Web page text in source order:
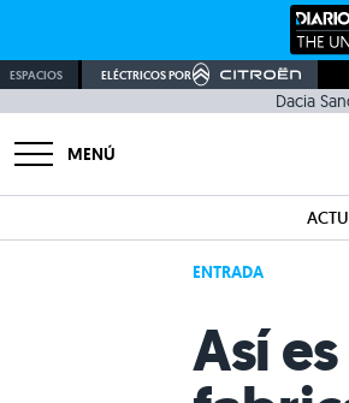
ESPACIOS ELÉCTRICOS POR
Dacia
MENÚ
ENTRADA
Así